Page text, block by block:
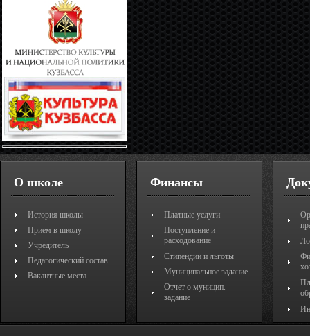
О школе
История школы
Прием в школу
Учредитель
Педагогический состав
Вакантные места
Финансы
Платные услуги
Поступление и
расходование
Стипендии и льготы
Муниципальное задание
Отчет о муницип.
задание